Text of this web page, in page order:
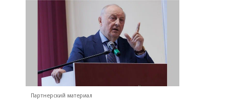
Партнерский материал